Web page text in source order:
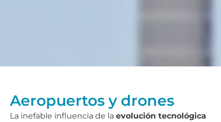
Aeropuertos y drones
La inefable influencia de la evolución tecnológica